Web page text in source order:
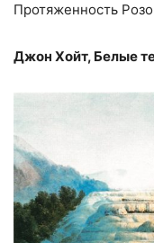
Протяженность
Джон Хойт, Белые